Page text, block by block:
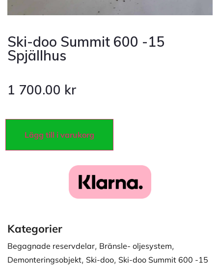
Ski-doo Summit 600 -15
Spjällhus
1 700.00 kr
Lägg till i varukorg
Kategorier
Begagnade reservdelar, Bränsle- oljesystem,
Demonteringsobjekt, Ski-doo, Ski-doo Summit 600 -15